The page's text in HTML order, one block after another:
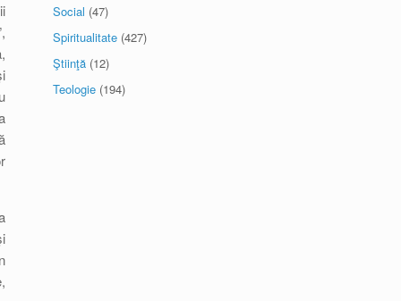
Social (47)
Spiritualitate (427)
Ştiinţă (12)
Teologie (194)